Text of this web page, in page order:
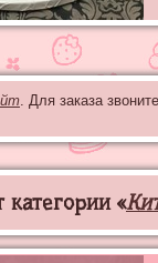
. Для заказа
категории «